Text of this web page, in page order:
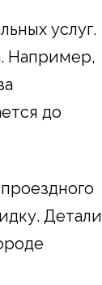
услуг.
Например,
до
Детали